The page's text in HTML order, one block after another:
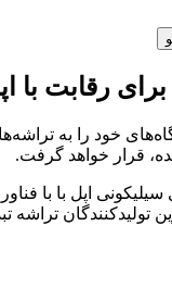
رقابت با
تراشه